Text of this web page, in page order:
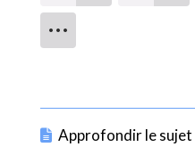
Approfondir le sujet